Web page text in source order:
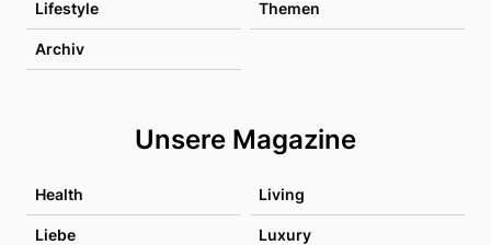
Lifestyle Themen
Archiv
Unsere Magazine
Health Living
Liebe Luxury